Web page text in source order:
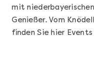
mit
Genießer. Vom
finden Sie hier